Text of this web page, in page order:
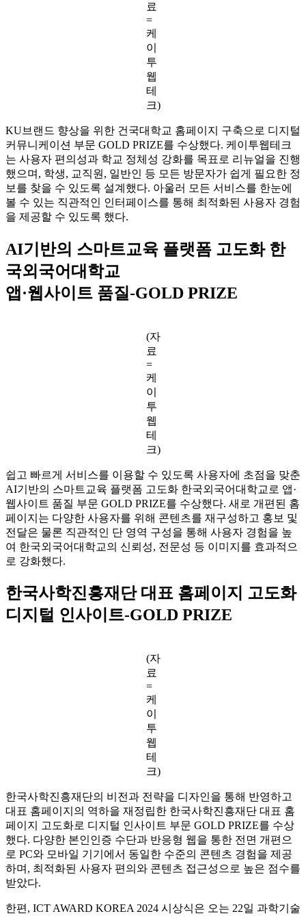
료
=
케
이
투
웹
테
크)
KU브랜드 향상을 위한 건국대학교 홈페이지 구축으로 디지털
커뮤니케이션 부문 GOLD PRIZE를 수상했다. 케이투웹테크
는 사용자 편의성과 학교 정체성 강화를 목표로 리뉴얼을 진행
했으며, 학생, 교직원, 일반인 등 모든 방문자가 쉽게 필요한 정
보를 찾을 수 있도록 설계했다. 아울러 모든 서비스를 한눈에
볼 수 있는 직관적인 인터페이스를 통해 최적화된 사용자 경험
을 제공할 수 있도록 했다.
AI기반의 스마트교육 플랫폼 고도화 한
국외국어대학교
앱·웹사이트 품질-GOLD PRIZE
(자
료
=
케
이
투
웹
테
크)
쉽고 빠르게 서비스를 이용할 수 있도록 사용자에 초점을 맞춘
AI기반의 스마트교육 플랫폼 고도화 한국외국어대학교로 앱·
웹사이트 품질 부문 GOLD PRIZE를 수상했다. 새로 개편된 홈
페이지는 다양한 사용자를 위해 콘텐츠를 재구성하고 홍보 및
전달은 물론 직관적인 단 영역 구성을 통해 사용자 경험을 높
여 한국외국어대학교의 신뢰성, 전문성 등 이미지를 효과적으
로 강화했다.
한국사학진흥재단 대표 홈페이지 고도화
디지털 인사이트-GOLD PRIZE
(자
료
=
케
이
투
웹
테
크)
한국사학진흥재단의 비전과 전략을 디자인을 통해 반영하고
대표 홈페이지의 역하을 재정립한 한국사학진흥재단 대표 홈
페이지 고도화로 디지털 인사이트 부문 GOLD PRIZE를 수상
했다. 다양한 본인인증 수단과 반응형 웹을 통한 전면 개편으
로 PC와 모바일 기기에서 동일한 수준의 콘텐츠 경험을 제공
하며, 최적화된 사용자 편의와 콘텐츠 접근성으로 높은 점수를
받았다.
한편, ICT AWARD KOREA 2024 시상식은 오는 22일 과학기술